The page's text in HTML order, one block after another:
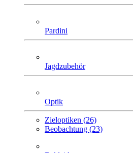
Pardini
Jagdzubehör
Optik
Zieloptiken (26)
Beobachtung (23)